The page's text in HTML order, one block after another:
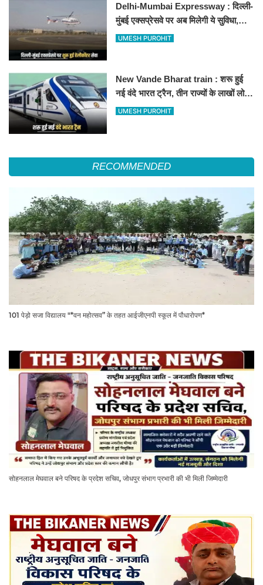
Delhi-Mumbai Expressway : दिल्ली-
मुंबई एक्सप्रेसवे पर अब मिलेगी ये सुविधा,
हेलीकॉप्टर सर्विस से तुरंत घायल पहुंचेगा
UMESH PUROHIT
New Vande Bharat train : शरू हुई
नई वंदे भारत ट्रैन, तीन राज्यों के लाखों लोगों
का सफर होगा आसान, देखें पूरा रूटमैप
UMESH PUROHIT
RECOMMENDED
101 पेड़ो सजा विद्यालय "*वन महोत्सव” के तहत आईजीएनपी स्कूल में पौधारोपण*
सोहनलाल मेघवाल बने परिषद के प्रदेश सचिव, जोधपुर संभाग प्रभारी की भी मिली जिम्मेदारी